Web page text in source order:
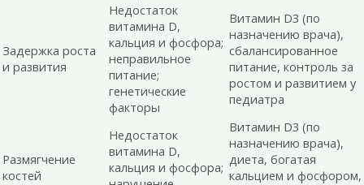
Задержка роста
и развития
Недостаток
витамина D,
кальция и фосфора;
неправильное
питание;
генетические
факторы
Витамин D3 (по
назначению врача),
сбалансированное
питание, контроль за
ростом и развитием у
педиатра
Размягчение
костей
Недостаток
витамина D,
кальция и фосфора;
Витамин D3 (по
назначению врача),
диета, богатая
кальцием и фосфором,